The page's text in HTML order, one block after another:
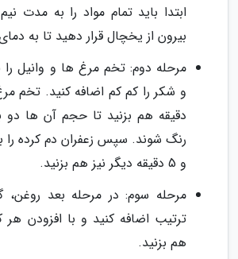
ابتدا باید تمام مواد را به مدت
بیرون از یخچال قرار دهید تا به
مرحله دوم: تخم مرغ ها و وانیل را
دقیقه هم بزنید تا حجم آن ها دو
رنگ شوند. سپس زعفران دم کرده را
و 5 دقیقه دیگر نیز هم بزنید.
مرحله سوم: در مرحله بعد روغن،
ترتیب اضافه کنید و با افزودن هر
هم بزنید.